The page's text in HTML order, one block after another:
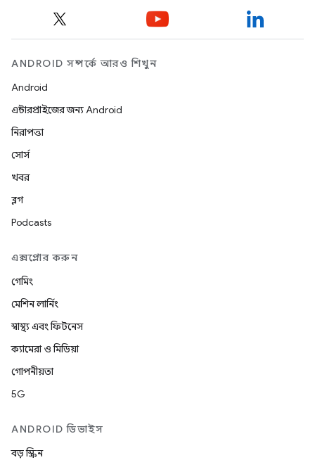
ANDROID সম্পর্কে আরও শিখুন
Android
এন্টারপ্রাইজের জন্য Android
নিরাপত্তা
সোর্স
খবর
ব্লগ
Podcasts
এক্সপ্লোর করুন
গেমিং
মেশিন লার্নিং
স্বাস্থ্য এবং ফিটনেস
ক্যামেরা ও মিডিয়া
গোপনীয়তা
5G
ANDROID ডিভাইস
বড় স্ক্রিন